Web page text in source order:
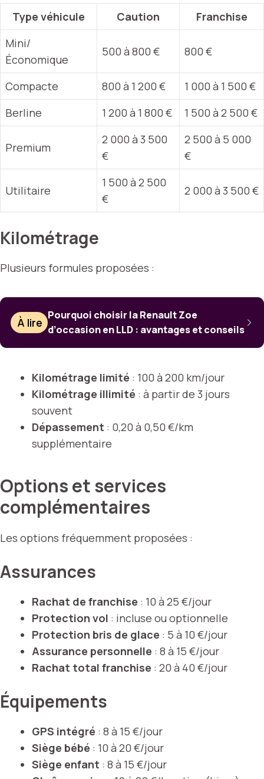
Type véhicule Caution
Franchise
Mini/
Économique
500 à 800 € 800 €
Compacte 800 à 1 200 €
1 000 à 1 500 €
Berline
1 200 à 1 800 € 1 500 à 2 500 €
Premium
2 000 à 3 500
€
2 500 à 5 000
€
Utilitaire
1 500 à 2 500
€
2 000 à 3 500 €
Kilométrage
Plusieurs formules proposées :
À lire
Pourquoi choisir la Renault Zoe
d’occasion en LLD : avantages et conseils
Kilométrage limité : 100 à 200 km/jour
Kilométrage illimité : à partir de 3 jours
souvent
Dépassement : 0,20 à 0,50 €/km
supplémentaire
Options et services
complémentaires
Les options fréquemment proposées :
Assurances
Rachat de franchise : 10 à 25 €/jour
Protection vol : incluse ou optionnelle
Protection bris de glace : 5 à 10 €/jour
Assurance personnelle : 8 à 15 €/jour
Rachat total franchise : 20 à 40 €/jour
Équipements
GPS intégré : 8 à 15 €/jour
Siège bébé : 10 à 20 €/jour
Siège enfant : 8 à 15 €/jour